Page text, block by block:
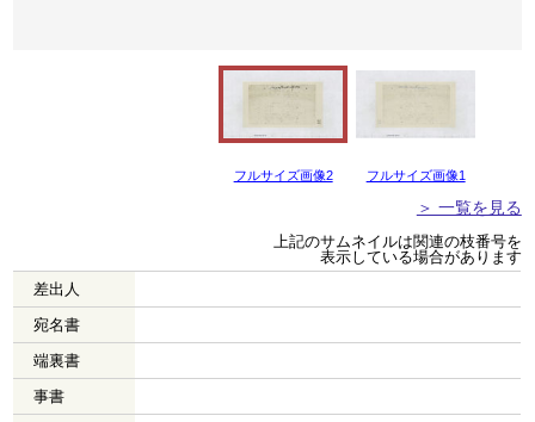
フルサイズ画像2 フルサイズ画像1
＞ 一覧を見る
上記のサムネイルは関連の枝番号を
表示している場合があります
差出人
宛名書
端裏書
事書